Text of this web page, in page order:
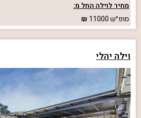
מחיר לוילה החל מ:
סופ״ש11000
וילה יהלי